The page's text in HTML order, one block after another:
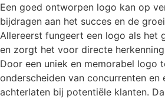
Een goed ontworpen logo kan op
bijdragen aan het succes en de
Allereerst fungeert een logo als het
en zorgt het voor directe
Door een uniek en memorabel logo
onderscheiden van concurrenten en
achterlaten bij potentiële klanten.